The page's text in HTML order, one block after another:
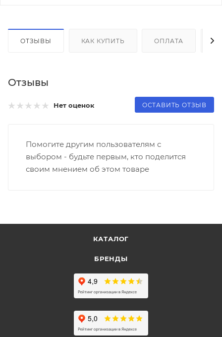
ОТЗЫВЫ КАК КУПИТЬ ОПЛАТА
Отзывы
Нет оценок ОСТАВИТЬ ОТЗЫВ
Помогите другим пользователям с
выбором - будьте первым, кто поделится
своим мнением об этом товаре
КАТАЛОГ
БРЕНДЫ